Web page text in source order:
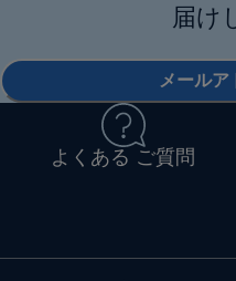
届け
メールア
よくある ご質問